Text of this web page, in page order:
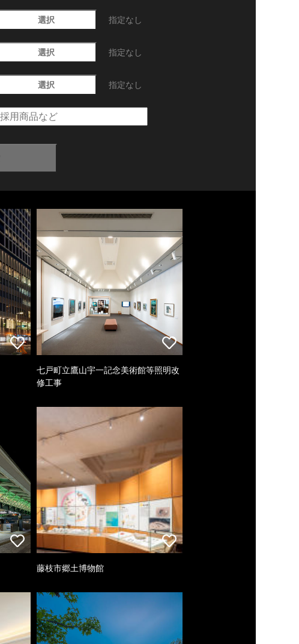
選択 指定なし
選択 指定なし
選択 指定なし
七戸町立鷹山宇一記念美術館等照明改
修工事
藤枝市郷土博物館